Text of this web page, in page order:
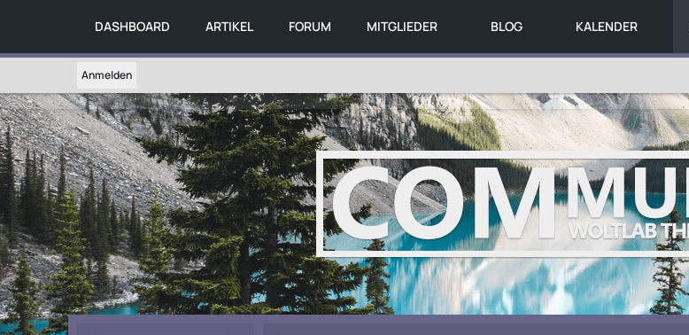
DASHBOARD ARTIKEL FORUM MITGLIEDER BLOG KALENDER
Anmelden